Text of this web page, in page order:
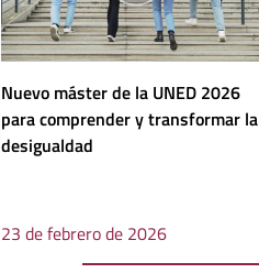
Nuevo máster de la UNED 2026
para comprender y transformar la
desigualdad
23 de febrero de 2026